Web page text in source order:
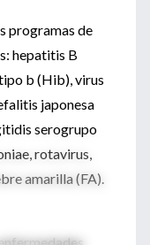
programas de
hepatitis B
b (Hib), virus
japonesa
serogrupo
rotavirus,
amarilla (FA).